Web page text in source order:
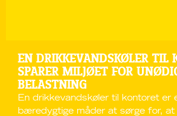
EN DRIKKEVANDSKØLER TIL
SPARER MILJØET FOR
BELASTNING
En drikkevandskøler til kontoret er
bæredygtige måder at sørge for, at